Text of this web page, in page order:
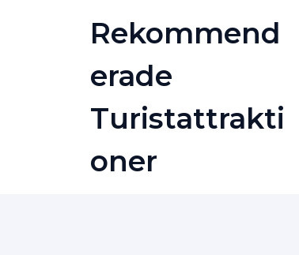
Rekommend
Erade
Turistattrakti
Oner